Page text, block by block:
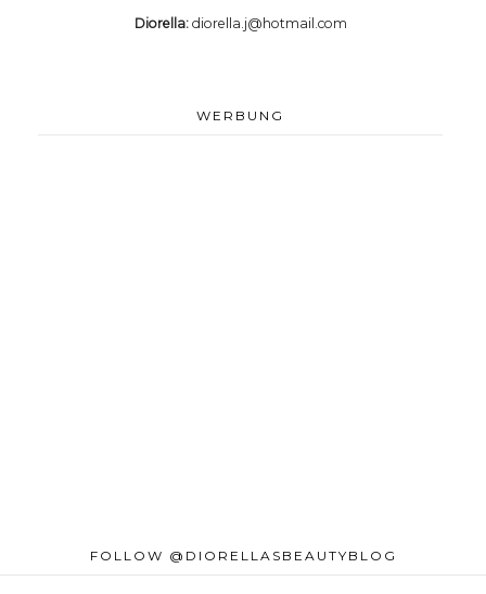
Diorella: diorella.j@hotmail.com
WERBUNG
FOLLOW @DIORELLASBEAUTYBLOG